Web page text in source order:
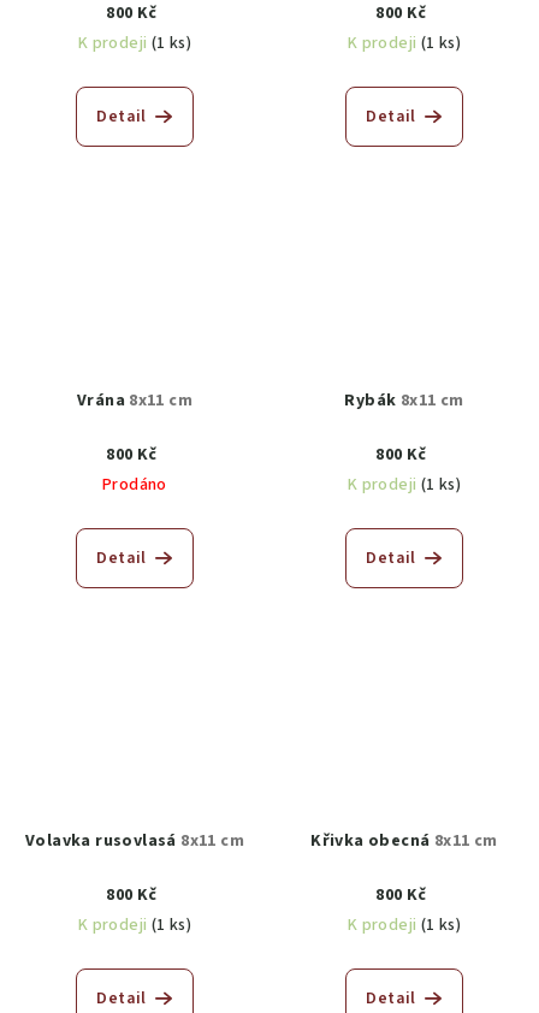
800 Kč
K prodeji (1 ks)
Detail
800 Kč
K prodeji (1 ks)
Detail
Vrána 8x11 cm
800 Kč
Prodáno
Detail
Rybák 8x11 cm
800 Kč
K prodeji (1 ks)
Detail
Volavka rusovlasá 8x11 cm
800 Kč
K prodeji (1 ks)
Detail
Křivka obecná 8x11 cm
800 Kč
K prodeji (1 ks)
Detail